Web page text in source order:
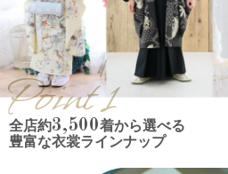
Point 1
全店約3,500着から選べる
豊富な衣裳ラインナップ